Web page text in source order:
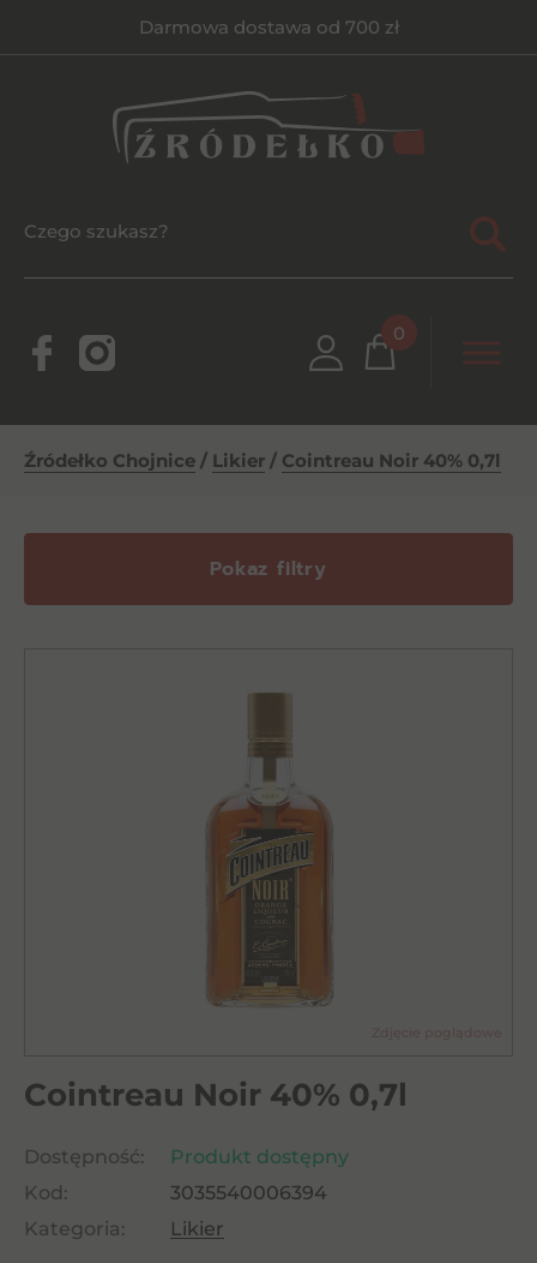
Darmowa dostawa od 700 zł
0
Źródełko Chojnice / Likier / Cointreau Noir 40% 0,7l
Pokaz filtry
Cointreau Noir 40% 0,7l
Dostępność:
Produkt dostępny
Kod:
3035540006394
Kategoria:
Likier